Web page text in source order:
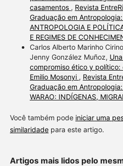
casamentos , Revista
Graduação em
ANTROPOLOGIA E
E REGIMES DE
Carlos Alberto Marinho
Jenny González Muñoz,
compromiso ético y
Emilio Mosonyi , Revista
Graduação em
WARAO: INDÍGENAS,
Você também pode iniciar uma
similaridadepara este artigo.
Artigos mais lidos pelo